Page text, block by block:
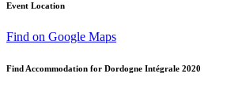
Event Location
Find on Google Maps
Find Accommodation for Dordogne Intégrale 2020